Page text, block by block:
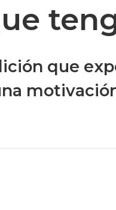
que